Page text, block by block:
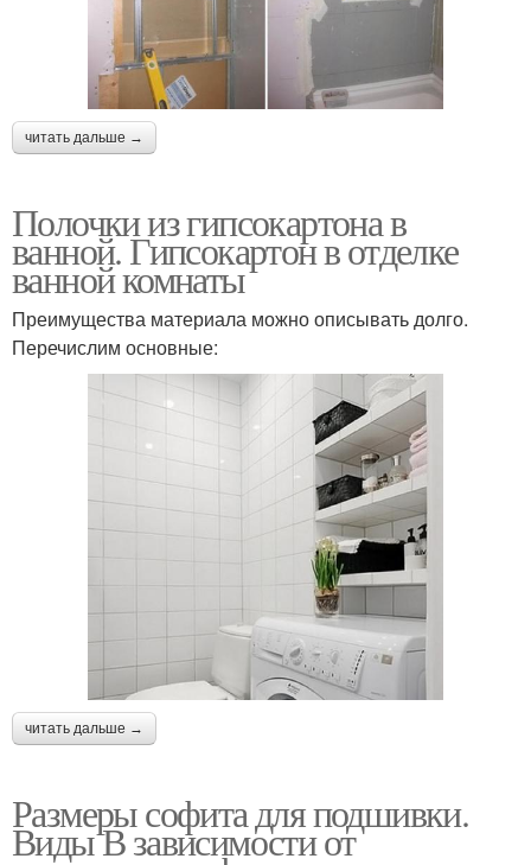
читать дальше →
Полочки из гипсокартона в
ванной. Гипсокартон в отделке
ванной комнаты
Преимущества материала можно описывать долго.
Перечислим основные:
читать дальше →
Размеры софита для подшивки.
Виды В зависимости от